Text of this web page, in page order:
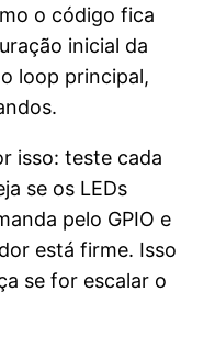
o código fica
inicial da
loop principal,
isso: teste cada
se os LEDs
pelo GPIO e
está firme. Isso
se for escalar o